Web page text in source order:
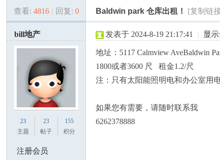
美
国
» › ›
查看: 4816 | 回复: 0 Baldwin park 仓库出租！ [复制链
bill地产
23
主题
23
帖子
155
积分
注册会员
发表于 2024-8-19 21:17:41 | 显
地址：5117 Calmview AveBaldwin
1800或者3600 尺 租金1.2/尺
注：只有太阳能照明电和办公室用
如果您有需要，请随时联系我
6262378888